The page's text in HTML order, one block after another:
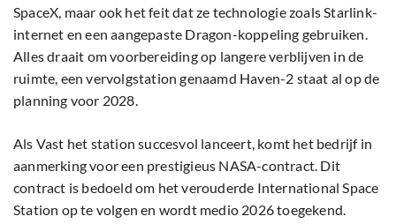
SpaceX, maar ook het feit dat ze technologie zoals Starlink-
internet en een aangepaste Dragon-koppeling gebruiken.
Alles draait om voorbereiding op langere verblijven in de
ruimte, een vervolgstation genaamd Haven-2 staat al op de
planning voor 2028.
Als Vast het station succesvol lanceert, komt het bedrijf in
aanmerking voor een prestigieus NASA-contract. Dit
contract is bedoeld om het verouderde International Space
Station op te volgen en wordt medio 2026 toegekend.